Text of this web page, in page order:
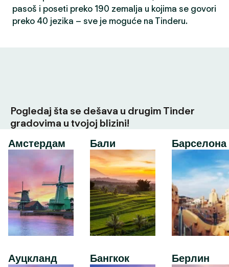
pasoš i poseti preko 190 zemalja u kojima se govori
preko 40 jezika – sve je moguće na Tinderu.
Pogledaj šta se dešava u drugim Tinder
gradovima u tvojoj blizini!
Амстердам
Ауцкланд
Бали
Бангкок
Барселона
Берлин